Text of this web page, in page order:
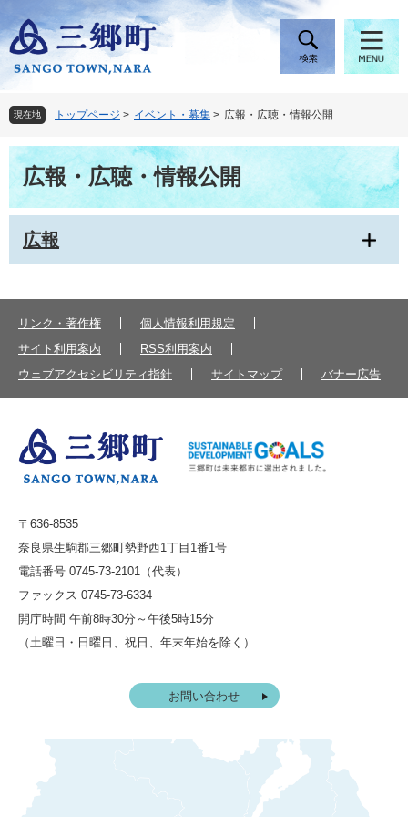
ー
ジ
頭
で
す
ニ
ュ
飛
ば
し
へ
現在地 トップページ > イベント・募集 > 広報・広聴・情報公開
本
文広報・広聴・情報公開
広報
リンク・著作権
個人情報利用規定
サイト利用案内
RSS利用案内
ウェブアクセシビリティ指針
サイトマップ バナー広告
〒636-8535
奈良県生駒郡三郷町勢野西1丁目1番1号
電話番号 0745-73-2101（代表）
ファックス 0745-73-6334
開庁時間 午前8時30分～午後5時15分
（土曜日・日曜日、祝日、年末年始を除く）
お問い合わせ